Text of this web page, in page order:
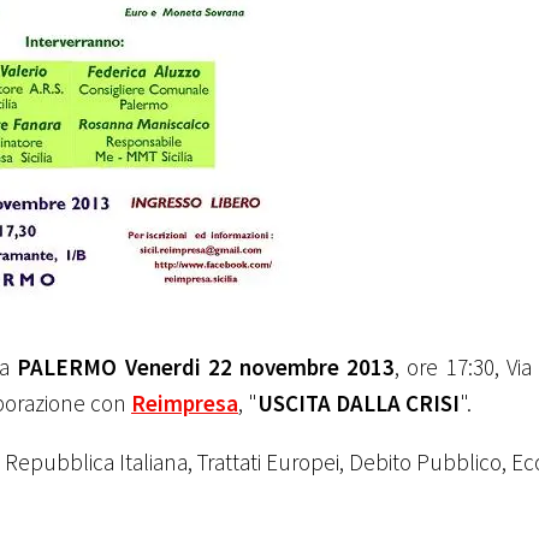
PALERMO Venerdi 22 novembre 2013, ore 17:30,
con Reimpresa, "USCITA DALLA CRISI".
Italiana, Trattati Europei, Debito Pubblico,